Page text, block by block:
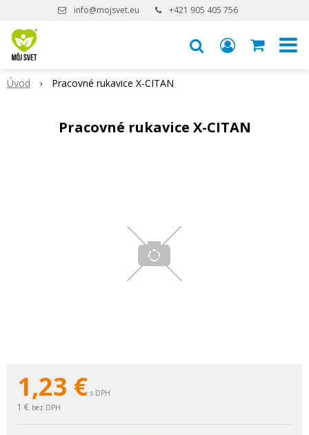
info@mojsvet.eu +421 905 405 756
Úvod Pracovné rukavice X-CITAN
Pracovné rukavice X-CITAN
1,23 € s DPH
1 € bez DPH